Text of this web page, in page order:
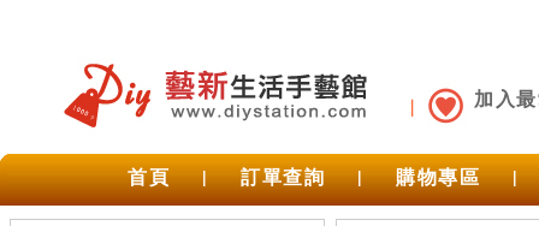
加入
首頁 | 訂單查詢 | 購物專區 |